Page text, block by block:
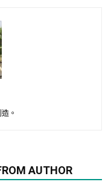
。
AUTHOR